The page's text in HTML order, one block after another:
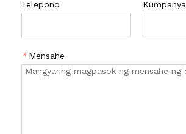
Telepono Kumpanya
* Mensahe